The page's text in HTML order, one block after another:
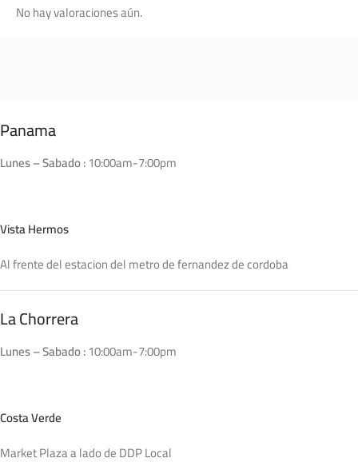
No hay valoraciones aún.
Panama
Lunes – Sabado :10:00am-7:00pm
Vista Hermos
Al frente del estacion del metro de fernandez de cordoba
La Chorrera
Lunes – Sabado :10:00am-7:00pm
Costa Verde
Market Plaza a lado de DDP Local